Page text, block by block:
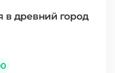
в древний город